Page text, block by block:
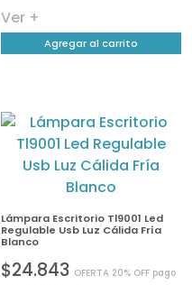
Ver +
Agregar al carrito
Lámpara Escritorio Tl9001 Led
Regulable Usb Luz Cálida Fría
Blanco
$24.843 OFERTA 20% OFF pago